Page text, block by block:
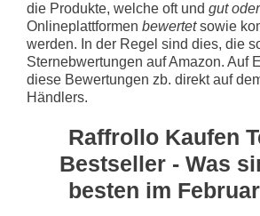
die Produkte, welche oft und gut
Onlineplattformen bewertetsowie
werden. In der Regel sind dies, die
Sternebwertungen auf Amazon. Auf
diese Bewertungen zb. direkt auf
Händlers.
Raffrollo Kaufen
Bestseller - Was
besten im